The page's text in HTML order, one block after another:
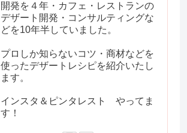
開発を４年・カフェ・レストランの
デザート開発・コンサルティングな
どを10年半していました。
プロしか知らないコツ・商材などを
使ったデザートレシピを紹介いたし
ます。
インスタ＆ピンタレスト やってま
す！